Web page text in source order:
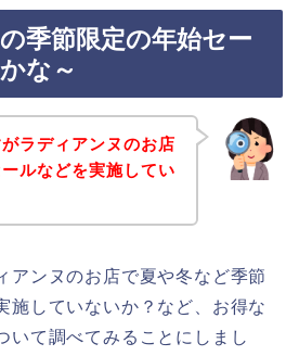
季節限定の年始セー
な～
ラディアンヌのお店
ルなどを実施してい
アンヌのお店で夏や冬など季節
施していないか？など、お得な
いて調べてみることにしまし